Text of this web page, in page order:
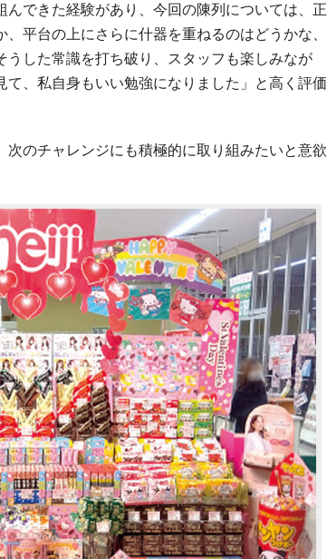
できた経験があり、今回の陳列については、正
平台の上にさらに什器を重ねるのはどうかな、
した常識を打ち破り、スタッフも楽しみなが
、私自身もいい勉強になりました」と高く評価
のチャレンジにも積極的に取り組みたいと意欲